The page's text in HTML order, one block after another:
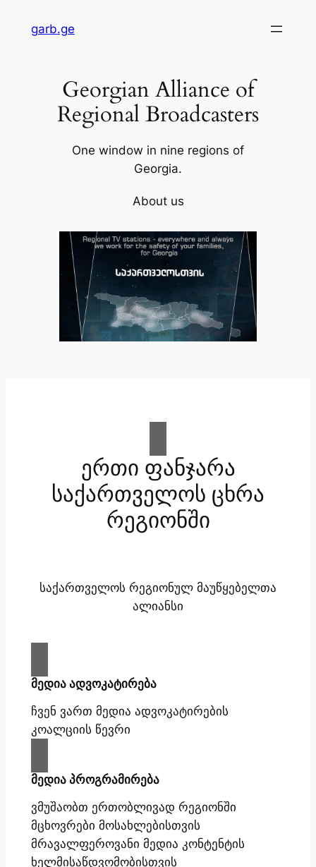
garb.ge
Georgian Alliance of
Regional Broadcasters
One window in nine regions of
Georgia.
About us
ერთი ფანჯარა
საქართველოს ცხრა
რეგიონში
საქართველოს რეგიონულ მაუწყებელთა
ალიანსი
მედია ადვოკატირება
ჩვენ ვართ მედია ადვოკატირების
კოალციის წევრი
მედია პროგრამირება
ვმუშაობთ ერთობლივად რეგიონში
მცხოვრები მოსახლებისთვის
მრავალფეროვანი მედია კონტენტის
ხელმისაწდვომობისთვის